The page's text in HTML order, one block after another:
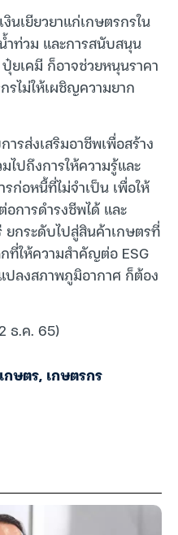
นเยียวยาแก่เกษตรกรใน
ท่วม และการสนับสนุน
ยเคมี ก็อาจช่วยหนุนราคา
รไม่ให้เผชิญความยาก
รส่งเสริมอาชีพเพื่อสร้าง
ไปถึงการให้ความรู้และ
รก่อหนี้ที่ไม่จำเป็น เพื่อให้
การดำรงชีพได้ และ
ยกระดับไปสู่สินค้าเกษตรที่
ให้ความสำคัญต่อ ESG
ปลงสภาพภูมิอากาศ ก็ต้อง
ธ.ค. 65)
กษตร, เกษตรกร